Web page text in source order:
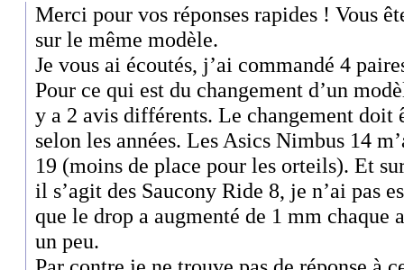
Merci pour vos réponses rapides ! Vous
sur le même modèle.
Je vous ai écoutés, j’ai commandé 4
Pour ce qui est du changement d’un
y a 2 avis différents. Le changement doit
selon les années. Les Asics Nimbus 14
19 (moins de place pour les orteils). Et
il s’agit des Saucony Ride 8, je n’ai pas
que le drop a augmenté de 1 mm chaque
un peu.